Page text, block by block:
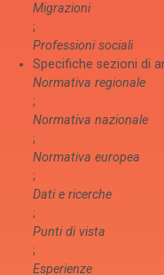
Migrazioni
;
Professioni sociali
Specifiche sezioni di
Normativa regionale
;
Normativa nazionale
;
Normativa europea
;
Dati e ricerche
;
Punti di vista
;
Esperienze